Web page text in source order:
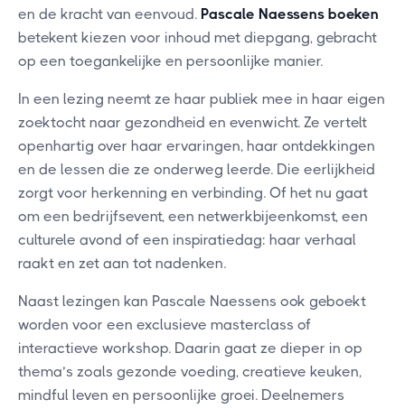
en de kracht van eenvoud. Pascale Naessens boeken
betekent kiezen voor inhoud met diepgang, gebracht
op een toegankelijke en persoonlijke manier.
In een lezing neemt ze haar publiek mee in haar eigen
zoektocht naar gezondheid en evenwicht. Ze vertelt
openhartig over haar ervaringen, haar ontdekkingen
en de lessen die ze onderweg leerde. Die eerlijkheid
zorgt voor herkenning en verbinding. Of het nu gaat
om een bedrijfsevent, een netwerkbijeenkomst, een
culturele avond of een inspiratiedag: haar verhaal
raakt en zet aan tot nadenken.
Naast lezingen kan Pascale Naessens ook geboekt
worden voor een exclusieve masterclass of
interactieve workshop. Daarin gaat ze dieper in op
thema’s zoals gezonde voeding, creatieve keuken,
mindful leven en persoonlijke groei. Deelnemers